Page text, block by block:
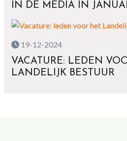
IN DE MEDIA IN
19-12-2024
VACATURE: LEDEN
LANDELIJK BESTUUR